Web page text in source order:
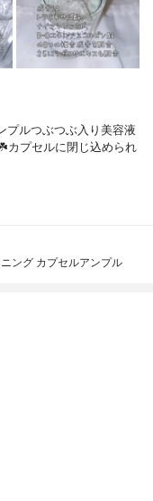
プルつぶつぶ入り美容液
カプセルに閉じ込められ
ング カプセルアンプル